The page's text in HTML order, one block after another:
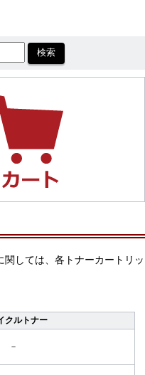
しては、各トナーカートリッ
クルトナー
－